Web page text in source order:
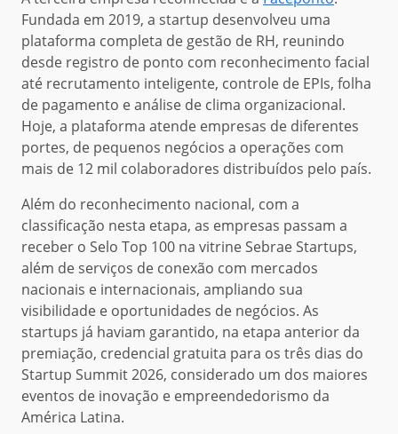
Fundada em 2019, a startup desenvolveu uma
plataforma completa de gestão de RH, reunindo
desde registro de ponto com reconhecimento facial
até recrutamento inteligente, controle de EPIs, folha
de pagamento e análise de clima organizacional.
Hoje, a plataforma atende empresas de diferentes
portes, de pequenos negócios a operações com
mais de 12 mil colaboradores distribuídos pelo país.
Além do reconhecimento nacional, com a
classificação nesta etapa, as empresas passam a
receber o Selo Top 100 na vitrine Sebrae Startups,
além de serviços de conexão com mercados
nacionais e internacionais, ampliando sua
visibilidade e oportunidades de negócios. As
startups já haviam garantido, na etapa anterior da
premiação, credencial gratuita para os três dias do
Startup Summit 2026, considerado um dos maiores
eventos de inovação e empreendedorismo da
América Latina.